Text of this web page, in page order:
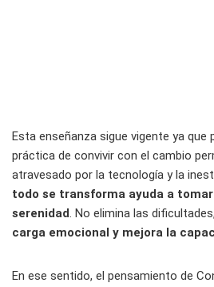
Esta enseñanza sigue vigente ya que
práctica de convivir con el cambio
atravesado por la tecnología y la
todo se transforma ayuda a
serenidad. No elimina las
carga emocional y mejora la
En ese sentido, el pensamiento de